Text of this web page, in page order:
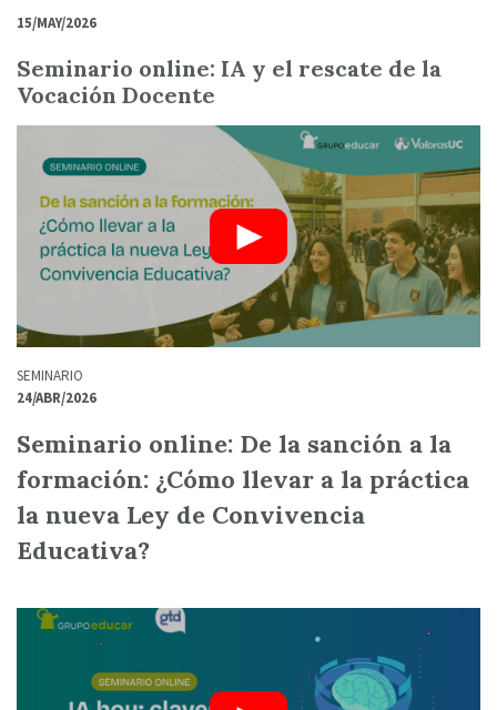
15/MAY/2026
Seminario online: IA y el rescate de la
Vocación Docente
SEMINARIO
24/ABR/2026
Seminario online: De la sanción a la
formación: ¿Cómo llevar a la práctica
la nueva Ley de Convivencia
Educativa?